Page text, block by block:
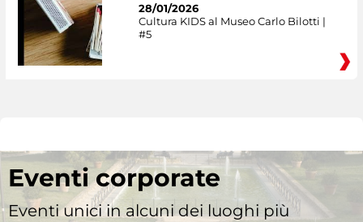
28/01/2026
Cultura KIDS al Museo Carlo Bilotti |
#5
Eventi corporate
Eventi unici in alcuni dei luoghi più